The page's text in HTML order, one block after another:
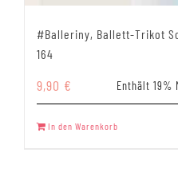
#Balleriny, Ballett-Trikot
164
9,90 € Enthält 19%
In den Warenkorb